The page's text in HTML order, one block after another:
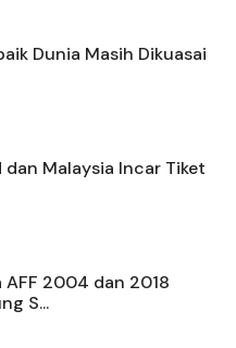
Dunia Masih Dikuasai
dan Malaysia Incar Tiket
AFF 2004 dan 2018
S...